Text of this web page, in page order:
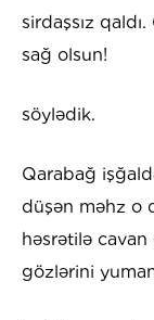
sirdaşsız
sağ olsun!
söylədik.
Qarabağ
düşən məhz o
həsrətilə cavan
gözlərini